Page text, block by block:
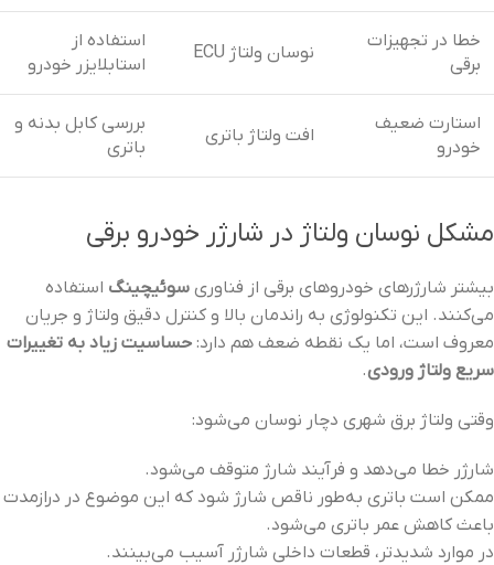
خطا در تجهیزات
برقی
نوسان ولتاژ ECU
استفاده از
استابلایزر خودرو
استارت ضعیف
خودرو
افت ولتاژ باتری
بررسی کابل بدنه و
باتری
مشکل نوسان ولتاژ در شارژر خودرو برقی
بیشتر شارژرهای خودروهای برقی از فناوری سوئیچینگ استفاده
می‌کنند. این تکنولوژی به راندمان بالا و کنترل دقیق ولتاژ و جریان
معروف است، اما یک نقطه ضعف هم دارد: حساسیت زیاد به تغییرات
سریع ولتاژ ورودی.
وقتی ولتاژ برق شهری دچار نوسان می‌شود:
شارژر خطا می‌دهد و فرآیند شارژ متوقف می‌شود.
ممکن است باتری به‌طور ناقص شارژ شود که این موضوع در درازمدت
باعث کاهش عمر باتری می‌شود.
در موارد شدیدتر، قطعات داخلی شارژر آسیب می‌بینند.